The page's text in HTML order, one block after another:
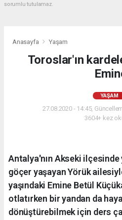
sorumlu tutulamaz.
Anasayfa Yaşam
Toroslar'ın
YAŞAM
27.08.2020 - 14:45,
3604+ kez
Antalya'nın Akseki ilçesinde
göçer yaşayan Yörük
yaşındaki Emine Betül
otlatırken bir yandan da
dönüştürebilmek için ders